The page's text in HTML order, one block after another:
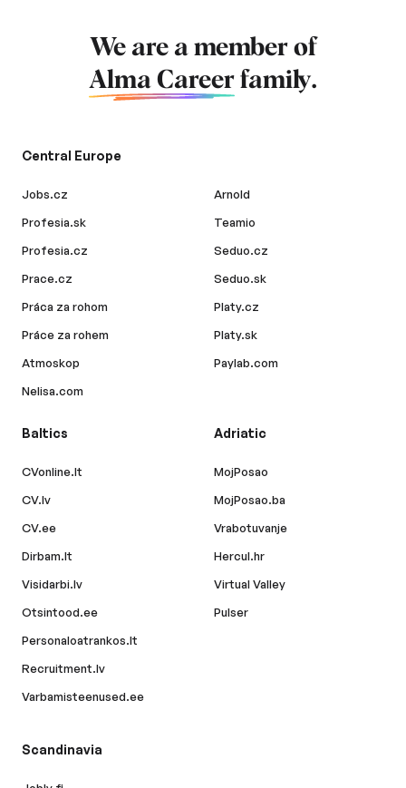
We are a member of
Alma Career family.
Central Europe
Jobs.cz
Profesia.sk
Profesia.cz
Prace.cz
Práca za rohom
Práce za rohem
Atmoskop
Nelisa.com
Arnold
Teamio
Seduo.cz
Seduo.sk
Platy.cz
Platy.sk
Paylab.com
Baltics
CVonline.lt
CV.lv
CV.ee
Dirbam.lt
Visidarbi.lv
Otsintood.ee
Personaloatrankos.lt
Recruitment.lv
Varbamisteenused.ee
Adriatic
MojPosao
MojPosao.ba
Vrabotuvanje
Hercul.hr
Virtual Valley
Pulser
Scandinavia